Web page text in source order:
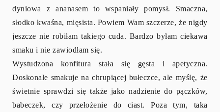
dyniowa z ananasem to wspaniały pomysł. Smaczna,
słodko kwaśna, mięsista. Powiem Wam szczerze, że nigdy
jeszcze nie robiłam takiego cuda. Bardzo byłam ciekawa
smaku i nie zawiodłam się.
Wystudzona konfitura stała się gęsta i apetyczna.
Doskonale smakuje na chrupiącej bułeczce, ale myślę, że
świetnie sprawdzi się także jako nadzienie do pączków,
babeczek, czy przełożenie do ciast. Poza tym, taka